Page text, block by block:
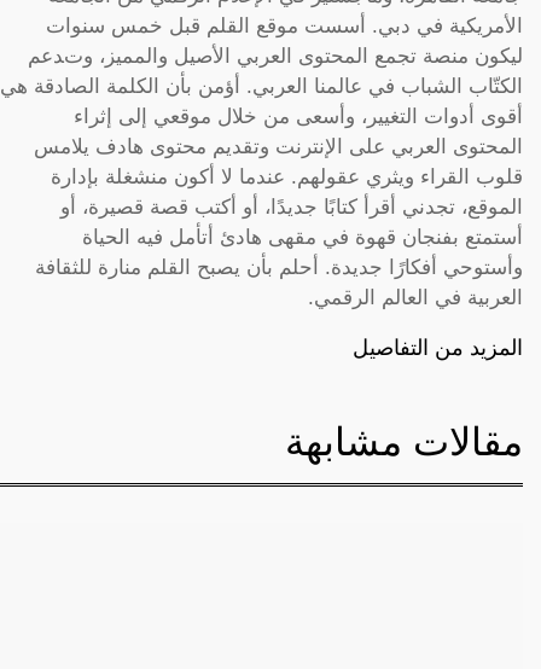
الأمريكية في دبي. أسست موقع القلم قبل خمس سنوات
ليكون منصة تجمع المحتوى العربي الأصيل والمميز، وتدعم
الكتّاب الشباب في عالمنا العربي. أؤمن بأن الكلمة الصادقة هي
أقوى أدوات التغيير، وأسعى من خلال موقعي إلى إثراء
المحتوى العربي على الإنترنت وتقديم محتوى هادف يلامس
قلوب القراء ويثري عقولهم. عندما لا أكون منشغلة بإدارة
الموقع، تجدني أقرأ كتابًا جديدًا، أو أكتب قصة قصيرة، أو
أستمتع بفنجان قهوة في مقهى هادئ أتأمل فيه الحياة
وأستوحي أفكارًا جديدة. أحلم بأن يصبح القلم منارة للثقافة
العربية في العالم الرقمي.
المزيد من التفاصيل
مقالات مشابهة